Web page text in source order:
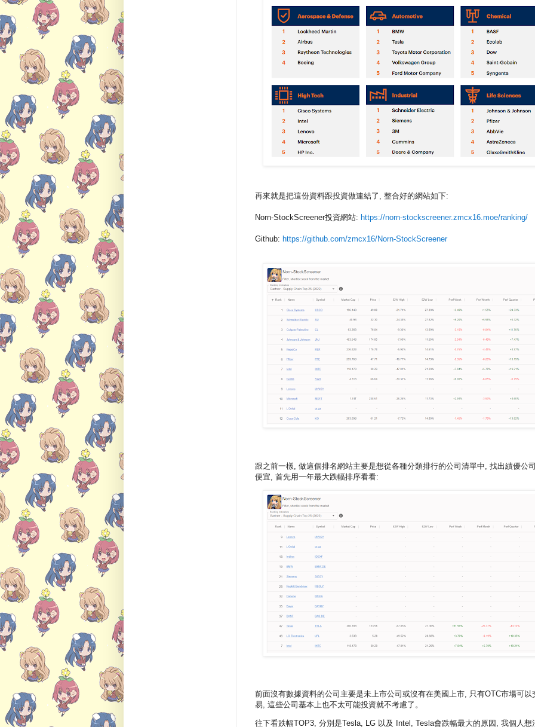
再來就是把這份資料跟投資做連結了, 整合好的網站如下:
Norn-StockScreener投資網站: https://norn-stockscreener.zmcx16.moe/ranking/
Github: https://github.com/zmcx16/Norn-StockScreener
跟之前一樣, 做這個排名網站主要是想從各種分類排行的公司清單中, 找出績優公
便宜, 首先用一年最大跌幅排序看看:
前面沒有數據資料的公司主要是未上市公司或沒有在美國上市, 只有OTC市場可以
易, 這些公司基本上也不太可能投資就不考慮了。
往下看跌幅TOP3, 分別是Tesla, LG 以及 Intel, Tesla會跌幅最大的原因, 我個人想